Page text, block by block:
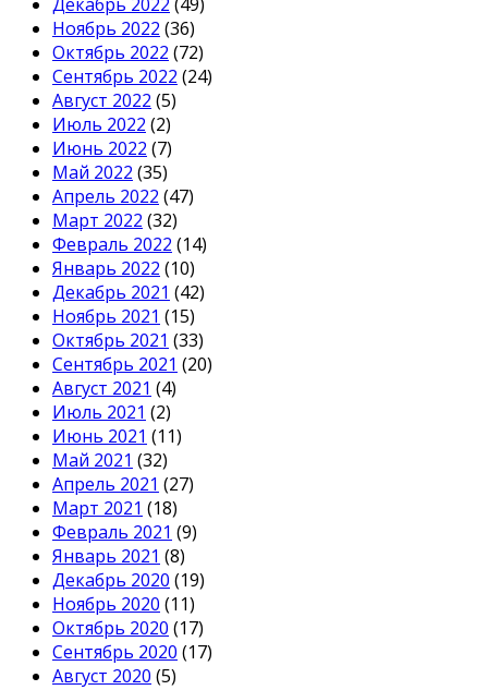
Ноябрь 2022 (36)
Октябрь 2022 (72)
Сентябрь 2022 (24)
Август 2022 (5)
Июль 2022 (2)
Июнь 2022 (7)
Май 2022 (35)
Апрель 2022 (47)
Март 2022 (32)
Февраль 2022 (14)
Январь 2022 (10)
Декабрь 2021 (42)
Ноябрь 2021 (15)
Октябрь 2021 (33)
Сентябрь 2021 (20)
Август 2021 (4)
Июль 2021 (2)
Июнь 2021 (11)
Май 2021 (32)
Апрель 2021 (27)
Март 2021 (18)
Февраль 2021 (9)
Январь 2021 (8)
Декабрь 2020 (19)
Ноябрь 2020 (11)
Октябрь 2020 (17)
Сентябрь 2020 (17)
Август 2020 (5)